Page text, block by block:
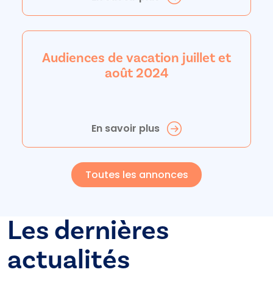
Audiences de vacation juillet et
août 2024
En savoir plus
Toutes les annonces
Les dernières
actualités